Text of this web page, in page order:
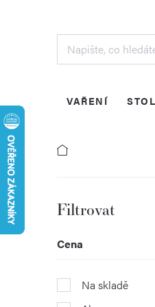
VAŘENÍ
P
o
s
t
Cena
Na skladě